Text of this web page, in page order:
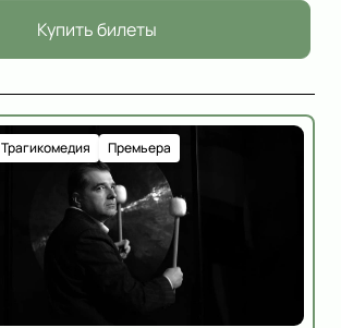
Купить билеты
Трагикомедия Премьера